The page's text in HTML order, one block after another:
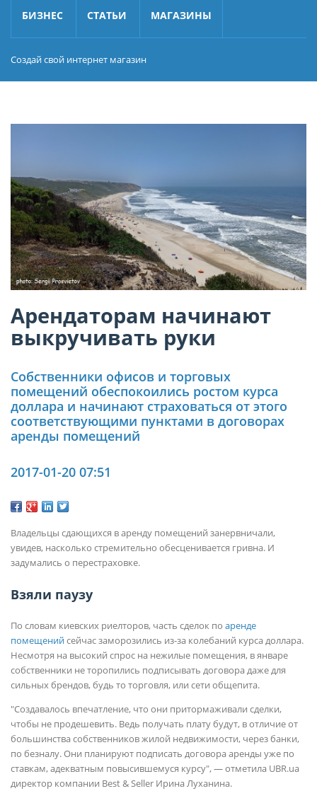
БИЗНЕС СТАТЬИ МАГАЗИНЫ
Создай свой интернет магазин
Арендаторам начинают
выкручивать руки
Собственники офисов и торговых
помещений обеспокоились ростом курса
доллара и начинают страховаться от этого
соответствующими пунктами в договорах
аренды помещений
2017-01-20 07:51
Владельцы сдающихся в аренду помещений занервничали,
увидев, насколько стремительно обесценивается гривна. И
задумались о перестраховке.
Взяли паузу
По словам киевских риелторов, часть сделок по аренде
помещенийсейчас заморозились из-за колебаний курса доллара.
Несмотря на высокий спрос на нежилые помещения, в январе
собственники не торопились подписывать договора даже для
сильных брендов, будь то торговля, или сети общепита.
"Создавалось впечатление, что они притормаживали сделки,
чтобы не продешевить. Ведь получать плату будут, в отличие от
большинства собственников жилой недвижимости, через банки,
по безналу. Они планируют подписать договора аренды уже по
ставкам, адекватным повысившемуся курсу", — отметила UBR.ua
директор компании Best & Seller Ирина Луханина.